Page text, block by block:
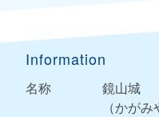
Information
名称
鏡山城
（かがみ